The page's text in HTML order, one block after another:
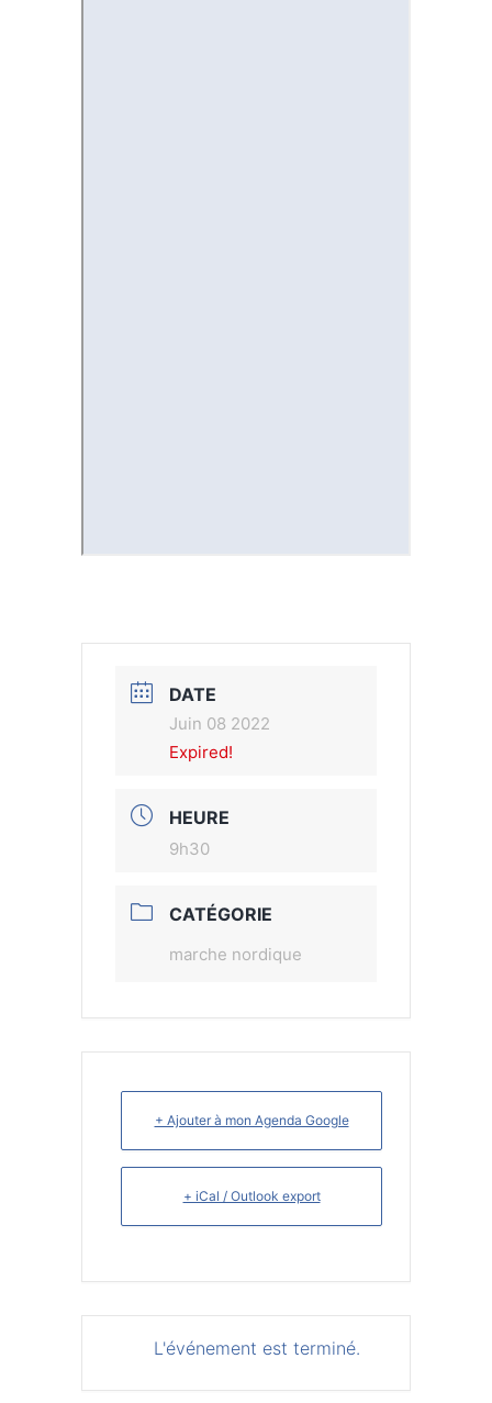
DATE
Juin 08 2022
Expired!
HEURE
9h30
CATÉGORIE
marche nordique
+ Ajouter à mon Agenda Google
+ iCal / Outlook export
L'événement est terminé.